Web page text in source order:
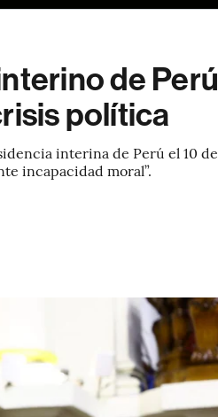
de Perú
política
interina de Perú el 10 de
incapacidad moral”.